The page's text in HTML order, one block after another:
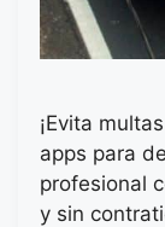
¡Evita
apps para
profesional
y sin